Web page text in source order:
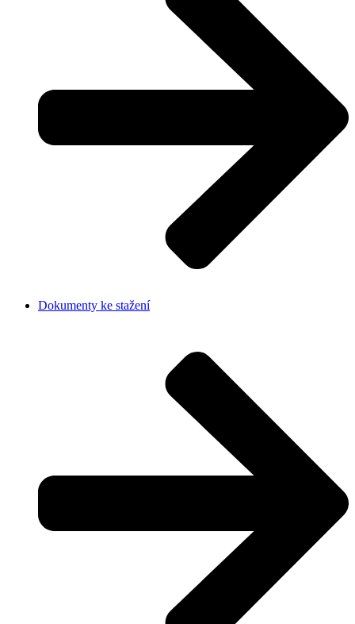
Dokumenty ke stažení